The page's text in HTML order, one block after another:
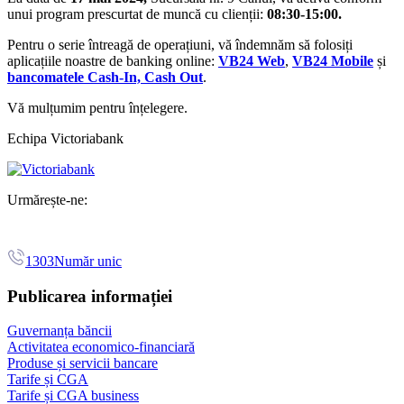
unui program prescurtat de muncă cu clienții: 08:30-15:00.
Pentru o serie întreagă de operațiuni, vă îndemnăm să folosiți
aplicațiile noastre de banking online: VB24 Web, VB24 Mobile și
bancomatele Cash-In, Cash Out.
Vă mulțumim pentru înțelegere.
Echipa Victoriabank
Urmărește-ne:
1303Număr unic
Publicarea informației
Guvernanța băncii
Activitatea economico-financiară
Produse și servicii bancare
Tarife și CGA
Tarife și CGA business